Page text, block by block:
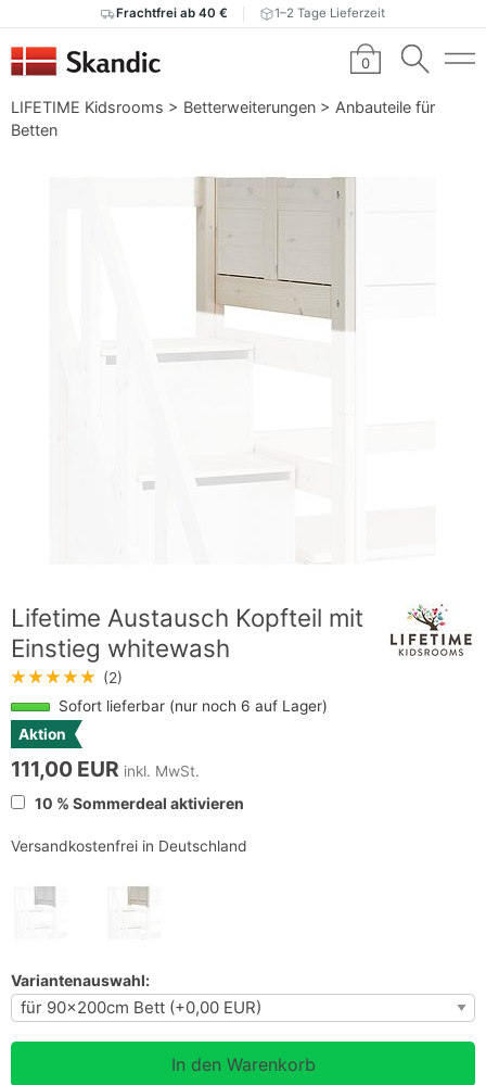
Frachtfrei ab 40 € 1–2 Tage Lieferzeit
0
LIFETIME Kidsrooms > Betterweiterungen > Anbauteile für
Betten
Lifetime Austausch Kopfteil mit
Einstieg whitewash
★★★★★ (2)
Sofort lieferbar (nur noch 6 auf Lager)
Aktion
111,00 EUR inkl. MwSt.
10 % Sommerdeal aktivieren
Versandkostenfrei in Deutschland
Variantenauswahl: